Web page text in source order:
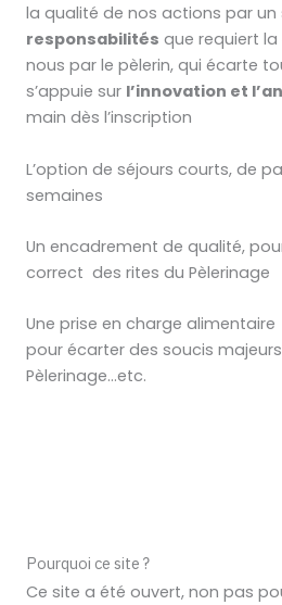
la qualité de nos actions par un
responsabilités que requiert
nous par le pèlerin, qui écarte
s’appuie sur l’innovation et
main dès l’inscription
L’option de séjours courts, de
semaines
Un encadrement de qualité,
correct des rites du Pèlerinage
Une prise en charge
pour écarter des soucis
Pèlerinage…etc.
Pourquoi ce site ?
Ce site a été ouvert, non pas